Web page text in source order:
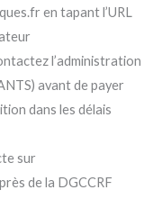
en tapant l’URL
l’administration
avant de payer
dans les délais
sur
de la DGCCRF